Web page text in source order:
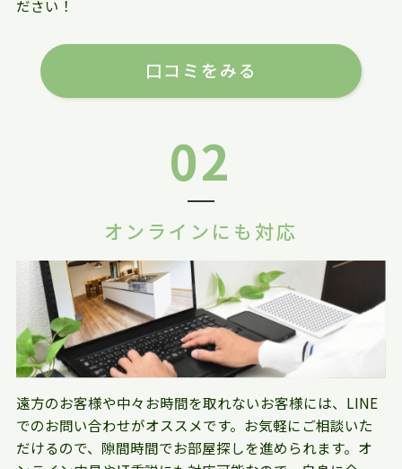
ださい！
口コミをみる
02
オンラインにも対応
遠方のお客様や中々お時間を取れないお客様には、LINE
でのお問い合わせがオススメです。お気軽にご相談いた
だけるので、隙間時間でお部屋探しを進められます。オ